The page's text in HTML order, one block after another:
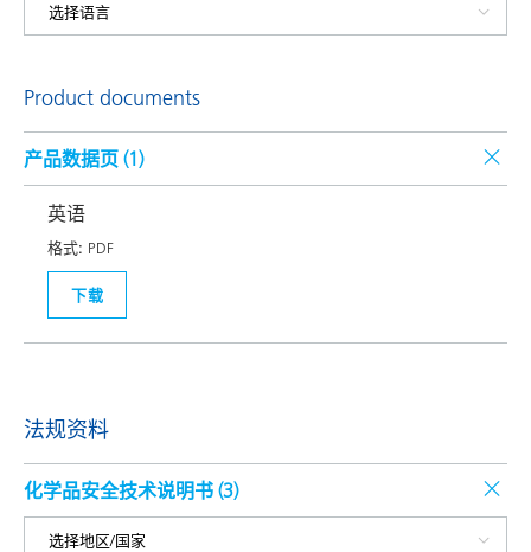
Product documents
产品数据页 (1)
英语
格式: PDF
下载
法规资料
化学品安全技术说明书 (3)